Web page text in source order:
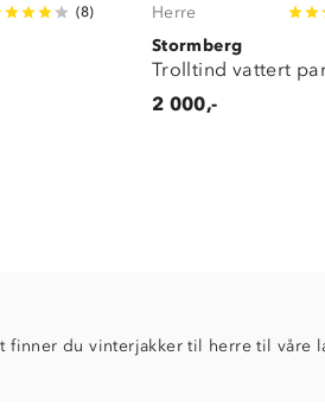
(8) Herre
Stormberg
Trolltind vattert
2 000,-
finner du vinterjakker til herre til våre